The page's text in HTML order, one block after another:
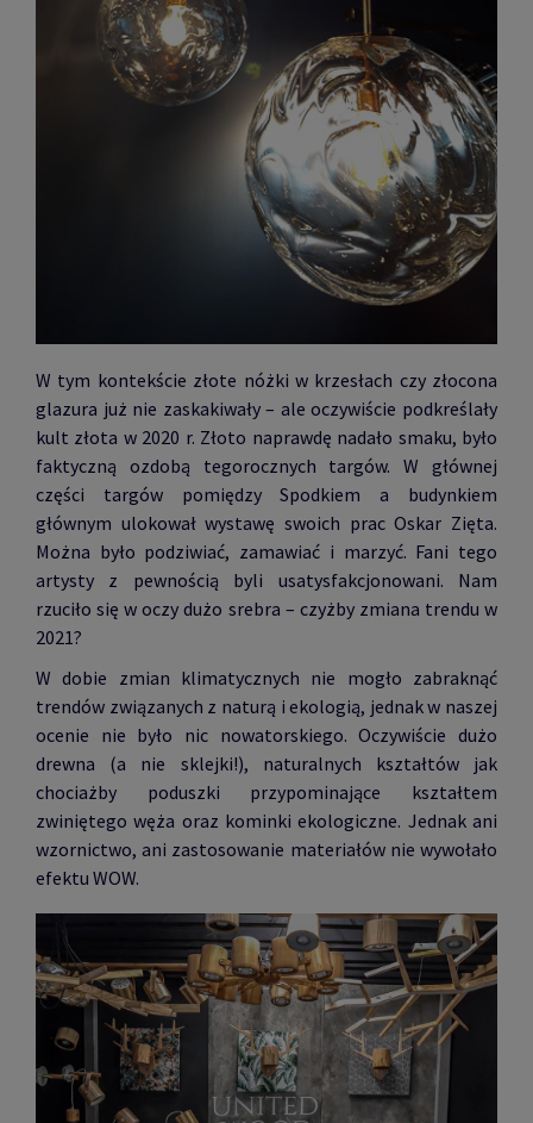
W tym kontekście złote nóżki w krzesłach czy złocona
glazura już nie zaskakiwały – ale oczywiście podkreślały
kult złota w 2020 r. Złoto naprawdę nadało smaku, było
faktyczną ozdobą tegorocznych targów. W głównej
części targów pomiędzy Spodkiem a budynkiem
głównym ulokował wystawę swoich prac Oskar Zięta.
Można było podziwiać, zamawiać i marzyć. Fani tego
artysty z pewnością byli usatysfakcjonowani. Nam
rzuciło się w oczy dużo srebra – czyżby zmiana trendu w
2021?
W dobie zmian klimatycznych nie mogło zabraknąć
trendów związanych z naturą i ekologią, jednak w naszej
ocenie nie było nic nowatorskiego. Oczywiście dużo
drewna (a nie sklejki!), naturalnych kształtów jak
chociażby poduszki przypominające kształtem
zwiniętego węża oraz kominki ekologiczne. Jednak ani
wzornictwo, ani zastosowanie materiałów nie wywołało
efektu WOW.